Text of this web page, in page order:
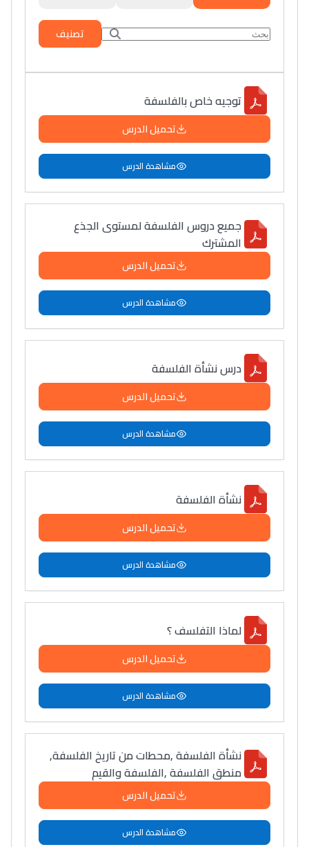
تصنيف
توجيه خاص بالفلسفة
تحميل الدرس
مشاهدة الدرس
جميع دروس الفلسفة لمستوى الجذع
المشترك
تحميل الدرس
مشاهدة الدرس
درس نشأة الفلسفة
تحميل الدرس
مشاهدة الدرس
نشأة الفلسفة
تحميل الدرس
مشاهدة الدرس
لماذا التفلسف ؟
تحميل الدرس
مشاهدة الدرس
نشأة الفلسفة ,محطات من تاريخ الفلسفة,
منطق الفلسفة ,الفلسفة والقيم
تحميل الدرس
مشاهدة الدرس